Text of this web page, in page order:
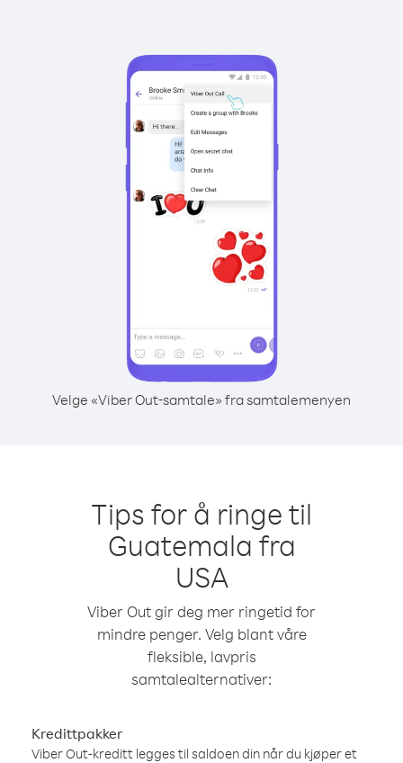
Velge «Viber Out-samtale» fra samtalemenyen
Tips for å ringe til
Guatemala fra
USA
Viber Out gir deg mer ringetid for
mindre penger. Velg blant våre
fleksible, lavpris
samtalealternativer:
Kredittpakker
Viber Out-kreditt legges til saldoen din når du kjøper et